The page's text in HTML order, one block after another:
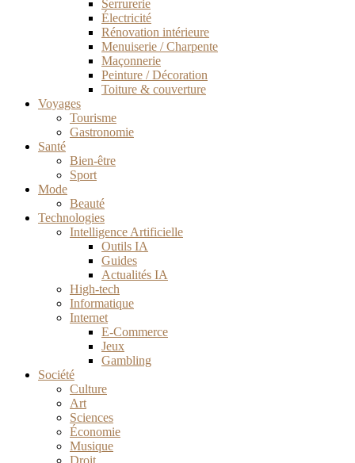
Serrurerie
Électricité
Rénovation intérieure
Menuiserie / Charpente
Maçonnerie
Peinture / Décoration
Toiture & couverture
Voyages
Tourisme
Gastronomie
Santé
Bien-être
Sport
Mode
Beauté
Technologies
Intelligence Artificielle
Outils IA
Guides
Actualités IA
High-tech
Informatique
Internet
E-Commerce
Jeux
Gambling
Société
Culture
Art
Sciences
Économie
Musique
Droit